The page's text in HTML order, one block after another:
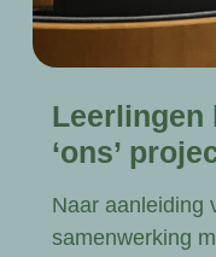
Leerlingen
‘ons’
Naar aanleiding
samenwerking